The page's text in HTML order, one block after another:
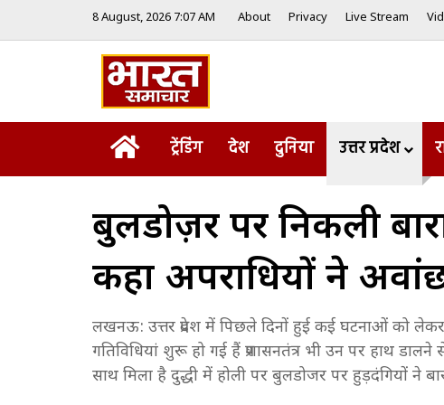
8 August, 2026 7:07 AM About Privacy Live Stream
Homeट्रेंडिंग देश दुनिया उत्तर प्रदेश
बुलडोज़र पर निकली
कहा अपराधियों ने
लखनऊ: उत्तर प्रदेश में पिछले दिनों हुई कई घटनाओं को
गतिविधियां शुरू हो गई हैं प्रशासनतंत्र भी उन पर हाथ
साथ मिला है दुद्धी में होली पर बुलडोजर पर हुड़दंगियों ने